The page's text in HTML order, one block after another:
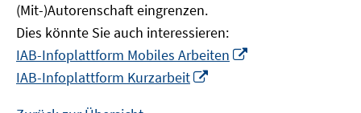
(Mit-)Autorenschaft eingrenzen.
Dies könnte Sie auch interessieren:
IAB-Infoplattform Mobiles Arbeiten
IAB-Infoplattform Kurzarbeit